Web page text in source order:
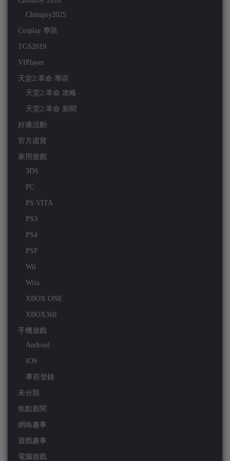
Chinajoy2025
Cosplay 專區
TGS2019
VIPlayer
天堂2:革命 專區
天堂2:革命 攻略
天堂2:革命 新聞
好康活動
官方虛寶
家用遊戲
3DS
PC
PS VITA
PS3
PS4
PSP
Wii
Wiiu
XBOX ONE
XBOX360
手機遊戲
Android
IOS
事前登錄
未分類
焦點新聞
網絡趣事
遊戲趣事
電腦遊戲